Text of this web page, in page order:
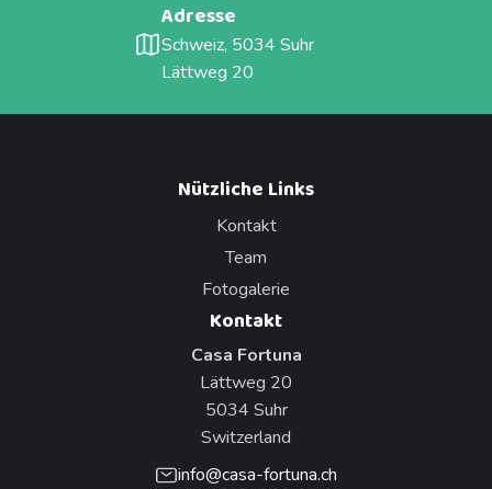
Adresse
Schweiz, 5034 Suhr
Lättweg 20
Nützliche Links
Kontakt
Team
Fotogalerie
Kontakt
Casa Fortuna
Lättweg 20
5034 Suhr
Switzerland
info@casa-fortuna.ch